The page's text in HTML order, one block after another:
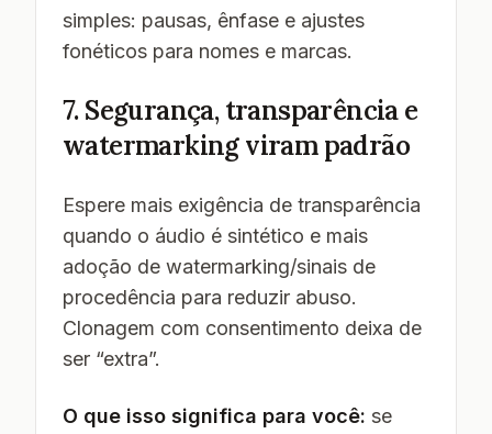
simples: pausas, ênfase e ajustes
fonéticos para nomes e marcas.
7. Segurança, transparência e
watermarking viram padrão
Espere mais exigência de transparência
quando o áudio é sintético e mais
adoção de watermarking/sinais de
procedência para reduzir abuso.
Clonagem com consentimento deixa de
ser “extra”.
O que isso significa para você: se